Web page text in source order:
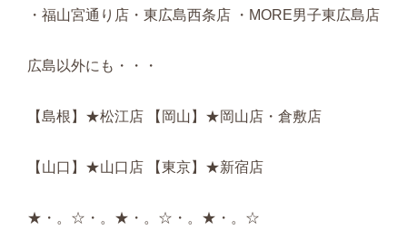
・福山宮通り店・東広島西条店 ・MORE男子東広島店
広島以外にも・・・
【島根】★松江店 【岡山】★岡山店・倉敷店
【山口】★山口店 【東京】★新宿店
★・。☆・。★・。☆・。★・。☆